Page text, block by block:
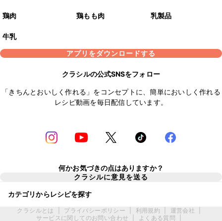
鶏肉 鶏もも肉 乳製品
牛乳
アプリをダウンロードする
クラシルの公式SNSをフォロー
「きちんとおいしく作れる」をコンセプトに、簡単においしく作れる
レシピ動画を毎日配信しています。
何かお気づきの点はありますか？
クラシルに意見を送る
カテゴリからレシピを探す
クラシルとは プライバシーポリシー 利用規約 運営会社
サービスに関してのお問い合わせ
よくある質問